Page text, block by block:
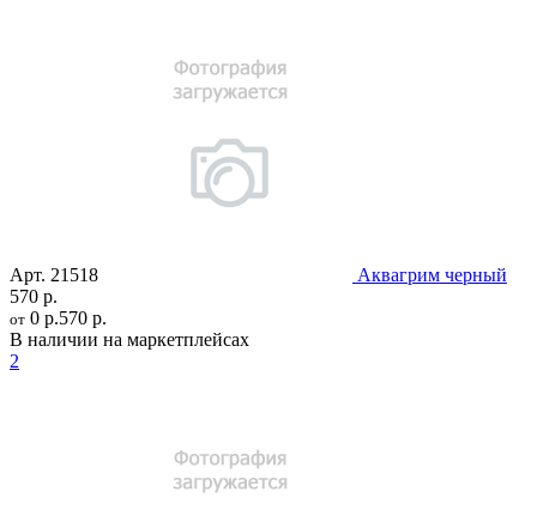
Арт. 21518
Аквагрим черный
570 р.
от 0 р.570 р.
В наличии на маркетплейсах
2